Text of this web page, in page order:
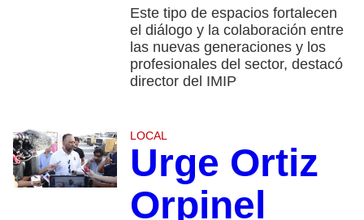
Este tipo de espacios fortalecen
el diálogo y la colaboración entre
las nuevas generaciones y los
profesionales del sector, destacó
director del IMIP
LOCAL
Urge Ortiz
Orpinel